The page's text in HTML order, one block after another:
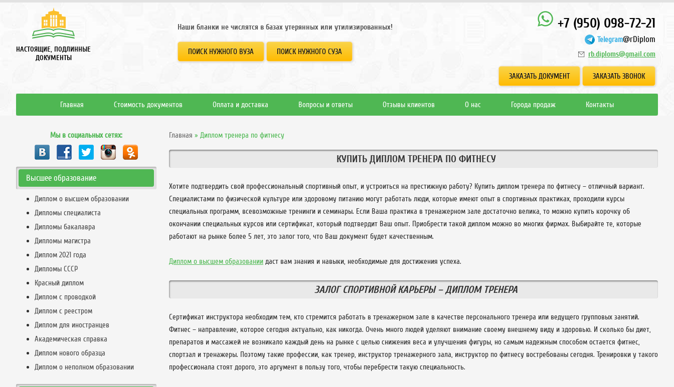
НАСТОЯЩИЕ, ПОДЛИННЫЕ
ДОКУМЕНТЫ
Наши бланки не числятся в базах утерянных или утилизированных!
ПОИСК НУЖНОГО ВУЗА ПОИСК НУЖНОГО СУЗА
+7 (950) 098-72-21
Telegram@rDiplom
rb.diploms@gmail.com
ЗАКАЗАТЬ ДОКУМЕНТ ЗАКАЗАТЬ ЗВОНОК
Главная Стоимость документов Оплата и доставка Вопросы и ответы Отзывы клиентов О нас Города продаж Контакты
Главная » Диплом тренера по фитнесу
КУПИТЬ ДИПЛОМ ТРЕНЕРА ПО ФИТНЕСУ
Хотите подтвердить свой профессиональный спортивный опыт, и устроиться на престижную работу? Купить диплом тренера по фитнесу – отличный вариант.
Специалистами по физической культуре или здоровому питанию могут работать люди, которые имеют опыт в спортивных практиках, проходили курсы
специальных программ, всевозможные тренинги и семинары. Если Ваша практика в тренажерном зале достаточно велика, то можно купить корочку об
окончании специальных курсов или сертификат, который подтвердит Ваш опыт. Приобрести такой диплом можно во многих фирмах. Выбирайте те, которые
работают на рынке более 5 лет, это залог того, что Ваш документ будет качественным.
Диплом о высшем образовании даст вам знания и навыки, необходимые для достижения успеха.
ЗАЛОГ СПОРТИВНОЙ КАРЬЕРЫ – ДИПЛОМ ТРЕНЕРА
Сертификат инструктора необходим тем, кто стремится работать в тренажерном зале в качестве персонального тренера или ведущего групповых занятий.
Фитнес – направление, которое сегодня актуально, как никогда. Очень много людей уделяют внимание своему внешнему виду и здоровью. И сколько бы диет,
препаратов и массажей не возникало каждый день на рынке с целью снижения веса и улучшения фигуры, но самым надежным способом остается фитнес,
спортзал и тренажеры. Поэтому такие профессии, как тренер, инструктор тренажерного зала, инструктор по фитнесу востребованы сегодня. Тренировки у такого
профессионала стоят дорого, это аргумент в пользу того, чтобы перебрести такую специальность.
Мы в социальных сетях:
Высшее образование
Диплом о высшем образовании
Дипломы специалиста
Дипломы бакалавра
Дипломы магистра
Диплом 2021 года
Дипломы СССР
Красный диплом
Диплом с проводкой
Диплом с реестром
Диплом для иностранцев
Академическая справка
Диплом нового образца
Диплом о неполном образовании